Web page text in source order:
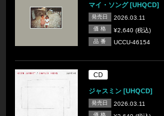
マイ・ソング [UHQCD]
発売日 2026.03.11
価 格 ¥2,640 (税込)
品 番 UCCU-46154
CD
ジャスミン [UHQCD]
発売日 2026.03.11